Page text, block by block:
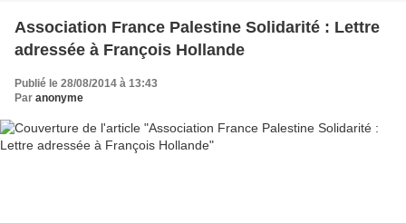
Association France Palestine Solidarité : Lettre
adressée à François Hollande
Publié le 28/08/2014 à 13:43
Par anonyme